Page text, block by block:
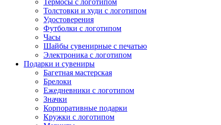
Термосы с логотипом
Толстовки и худи с логотипом
Удостоверения
Футболки с логотипом
Часы
Шайбы сувенирные с печатью
Электроника с логотипом
Подарки и сувениры
Багетная мастерская
Брелоки
Ежедневники с логотипом
Значки
Корпоративные подарки
Кружки с логотипом